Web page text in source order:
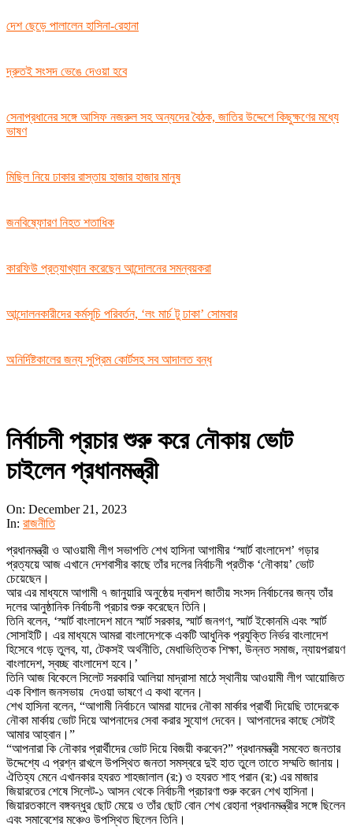
দেশ ছেড়ে পালালেন হাসিনা-রেহানা
দ্রুতই সংসদ ভেঙে দেওয়া হবে
সেনাপ্রধানের সঙ্গে আসিফ নজরুল সহ অন্যদের বৈঠক, জাতির উদ্দেশে কিছুক্ষণের মধ্যে
ভাষণ
মিছিল নিয়ে ঢাকার রাস্তায় হাজার হাজার মানুষ
জনবিষ্ফোরণ নিহত শতাধিক
কারফিউ প্রত্যাখ্যান করেছেন আন্দোলনের সমন্বয়করা
আন্দোলনকারীদের কর্মসূচি পরিবর্তন, ‘লং মার্চ টু ঢাকা’ সোমবার
অনির্দিষ্টকালের জন্য সুপ্রিম কোর্টসহ সব আদালত বন্ধ
নির্বাচনী প্রচার শুরু করে নৌকায় ভোট
চাইলেন প্রধানমন্ত্রী
On: December 21, 2023
In: রাজনীতি
প্রধানমন্ত্রী ও আওয়ামী লীগ সভাপতি শেখ হাসিনা আগামীর ‘স্মার্ট বাংলাদেশ’ গড়ার
প্রত্যয়ে আজ এখানে দেশবাসীর কাছে তাঁর দলের নির্বাচনী প্রতীক ‘নৌকায়’ ভোট
চেয়েছেন।
আর এর মাধ্যমে আগামী ৭ জানুয়ারি অনুষ্ঠেয় দ্বাদশ জাতীয় সংসদ নির্বাচনের জন্য তাঁর
দলের আনুষ্ঠানিক নির্বাচনী প্রচার শুরু করেছেন তিনি।
তিনি বলেন, ‘স্মার্ট বাংলাদেশ মানে স্মার্ট সরকার, স্মার্ট জনগণ, স্মার্ট ইকোনমি এবং স্মার্ট
সোসাইটি। এর মাধ্যমে আমরা বাংলাদেশকে একটি আধুনিক প্রযুক্তি নির্ভর বাংলাদেশ
হিসেবে গড়ে তুলব, যা, টেকসই অর্থনীতি, মেধাভিত্তিক শিক্ষা, উন্নত সমাজ, ন্যায়পরায়ণ
বাংলাদেশ, স্বচ্ছ বাংলাদেশ হবে।’
তিনি আজ বিকেলে সিলেট সরকারি আলিয়া মাদ্রাসা মাঠে স্থানীয় আওয়ামী লীগ আয়োজিত
এক বিশাল জনসভায় দেওয়া ভাষণে এ কথা বলেন।
শেখ হাসিনা বলেন, “আগামী নির্বাচনে আমরা যাদের নৌকা মার্কার প্রার্থী দিয়েছি তাদেরকে
নৌকা মার্কায় ভোট দিয়ে আপনাদের সেবা করার সুযোগ দেবেন। আপনাদের কাছে সেটাই
আমার আহ্বান।”
“আপনারা কি নৌকার প্রার্থীদের ভোট দিয়ে বিজয়ী করবেন?” প্রধানমন্ত্রী সমবেত জনতার
উদ্দেশ্যে এ প্রশ্ন রাখলে উপস্থিত জনতা সমস্বরে দুই হাত তুলে তাতে সম্মতি জানায়।
ঐতিহ্য মেনে এখানকার হযরত শাহজালাল (র:) ও হযরত শাহ পরান (র:) এর মাজার
জিয়ারতের শেষে সিলেট-১ আসন থেকে নির্বাচনী প্রচারণা শুরু করেন শেখ হাসিনা।
জিয়ারতকালে বঙ্গবন্ধুর ছোট মেয়ে ও তাঁর ছোট বোন শেখ রেহানা প্রধানমন্ত্রীর সঙ্গে ছিলেন
এবং সমাবেশের মঞ্চেও উপস্থিত ছিলেন তিনি।